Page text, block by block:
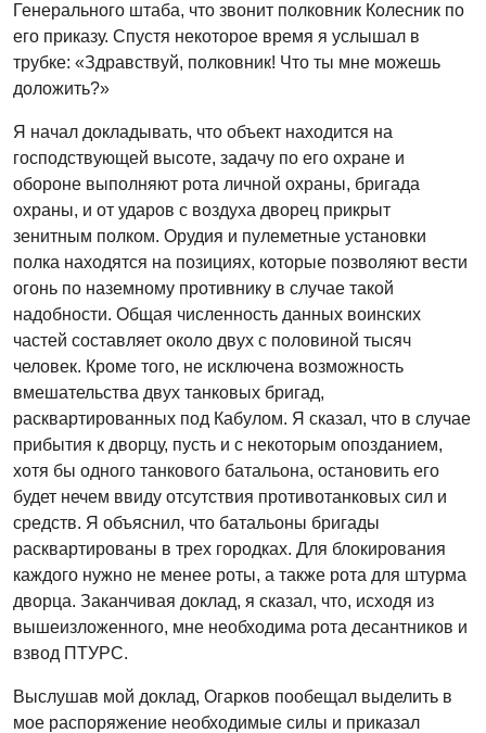
Генерального штаба, что звонит полковник Колесник по
его приказу. Спустя некоторое время я услышал в
трубке: «Здравствуй, полковник! Что ты мне можешь
доложить?»
Я начал докладывать, что объект находится на
господствующей высоте, задачу по его охране и
обороне выполняют рота личной охраны, бригада
охраны, и от ударов с воздуха дворец прикрыт
зенитным полком. Орудия и пулеметные установки
полка находятся на позициях, которые позволяют вести
огонь по наземному противнику в случае такой
надобности. Общая численность данных воинских
частей составляет около двух с половиной тысяч
человек. Кроме того, не исключена возможность
вмешательства двух танковых бригад,
расквартированных под Кабулом. Я сказал, что в случае
прибытия к дворцу, пусть и с некоторым опозданием,
хотя бы одного танкового батальона, остановить его
будет нечем ввиду отсутствия противотанковых сил и
средств. Я объяснил, что батальоны бригады
расквартированы в трех городках. Для блокирования
каждого нужно не менее роты, а также рота для штурма
дворца. Заканчивая доклад, я сказал, что, исходя из
вышеизложенного, мне необходима рота десантников и
взвод ПТУРС.
Выслушав мой доклад, Огарков пообещал выделить в
мое распоряжение необходимые силы и приказал